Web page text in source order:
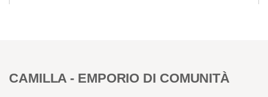
CAMILLA - EMPORIO DI COMUNITÀ